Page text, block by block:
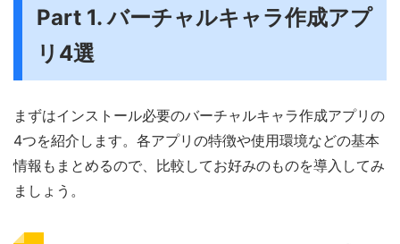
Part 1. バーチャルキャラ作成アプ
リ4選
まずはインストール必要のバーチャルキャラ作成アプリの
4つを紹介します。各アプリの特徴や使用環境などの基本
情報もまとめるので、比較してお好みのものを導入してみ
ましょう。